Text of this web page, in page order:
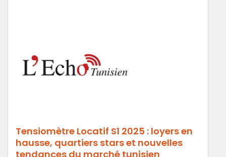
Tensiomètre Locatif S1 2025 : loyers en
hausse, quartiers stars et nouvelles
tendances du marché tunisien